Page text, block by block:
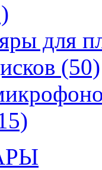
для
(50)